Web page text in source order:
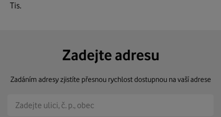
Tis.
Zadejte adresu
Zadáním adresy zjistíte přesnou rychlost dostupnou na vaší adrese